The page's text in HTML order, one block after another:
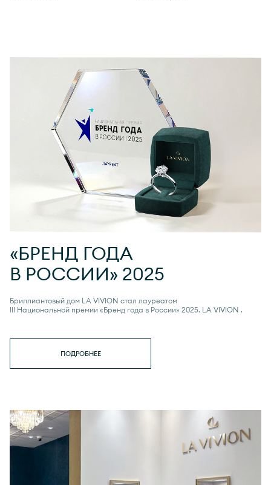
«БРЕНД ГОДА
В РОССИИ» 2025
Бриллиантовый дом LA VIVION стал лауреатом
III Национальной премии «Бренд года в России» 2025. LA VIVION .
ПОДРОБНЕЕ